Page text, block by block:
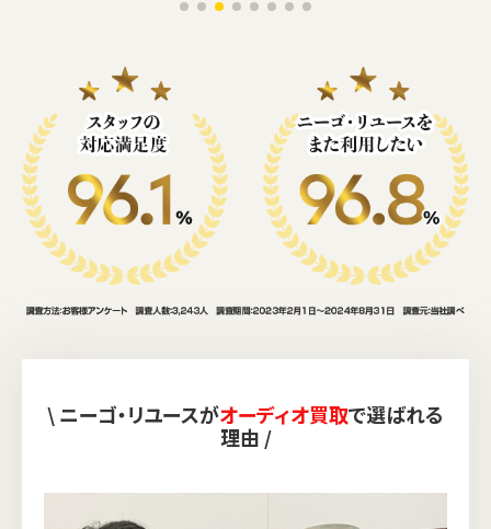
\ ニーゴ・リユースがオーディオ買取で選ばれる
理由 /